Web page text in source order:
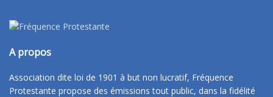
A propos
Association dite loi de 1901 à but non lucratif, Fréquence
Protestante propose des émissions tout public, dans la fidélité